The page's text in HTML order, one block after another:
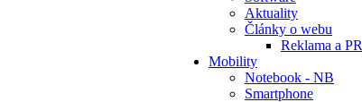
Aktuality
Články o webu
Reklama a PR
Mobility
Notebook - NB
Smartphone